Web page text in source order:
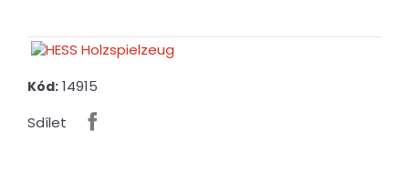
Kód: 14915
Sdílet